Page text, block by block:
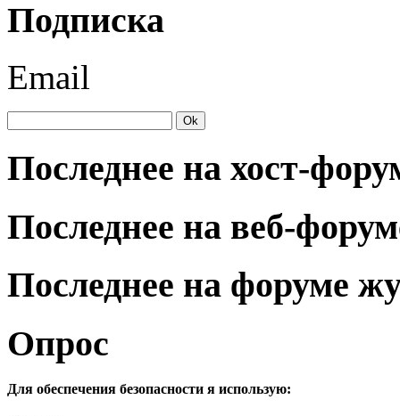
Подписка
Email
Последнее на хост-
Последнее на веб-
Последнее на форуме
Опрос
Для обеспечения безопасности я использую: